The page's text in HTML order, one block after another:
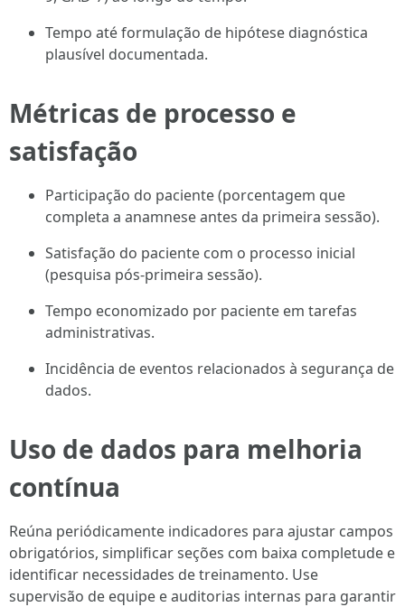
Tempo até formulação de hipótese diagnóstica
plausível documentada.
Métricas de processo e
satisfação
Participação do paciente (porcentagem que
completa a anamnese antes da primeira sessão).
Satisfação do paciente com o processo inicial
(pesquisa pós-primeira sessão).
Tempo economizado por paciente em tarefas
administrativas.
Incidência de eventos relacionados à segurança de
dados.
Uso de dados para melhoria
contínua
Reúna periódicamente indicadores para ajustar campos
obrigatórios, simplificar seções com baixa completude e
identificar necessidades de treinamento. Use
supervisão de equipe e auditorias internas para garantir